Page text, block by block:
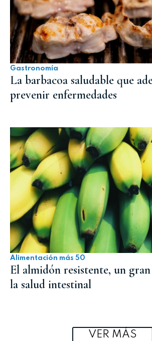
Gastronomía
La barbacoa saludable que
prevenir enfermedades
Alimentación más 50
El almidón resistente, un
la salud intestinal
VER MÁS